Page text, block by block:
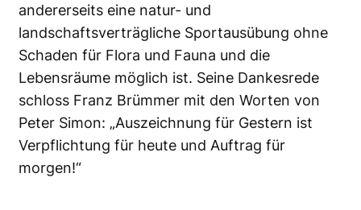
andererseits eine natur- und
landschaftsverträgliche Sportausübung ohne
Schaden für Flora und Fauna und die
Lebensräume möglich ist. Seine Dankesrede
schloss Franz Brümmer mit den Worten von
Peter Simon: „Auszeichnung für Gestern ist
Verpflichtung für heute und Auftrag für
morgen!“